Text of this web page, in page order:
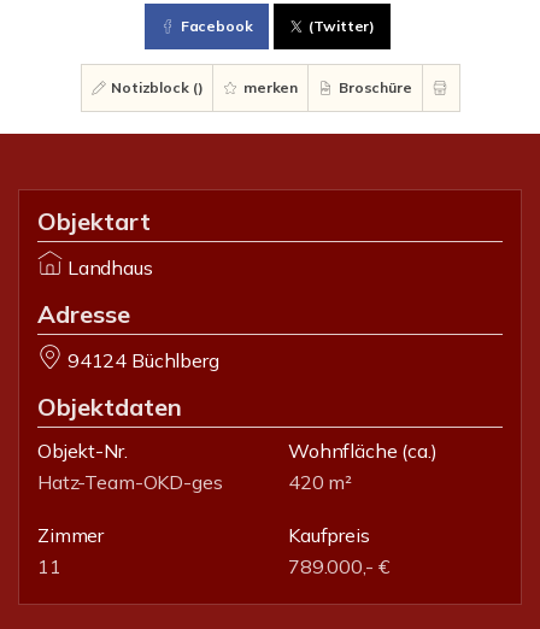
Facebook (Twitter)
Notizblock () merken Broschüre
Objektart
Landhaus
Adresse
94124 Büchlberg
Objektdaten
Objekt-Nr.
Hatz-Team-OKD-ges
Wohnfläche (ca.)
420 m²
Zimmer
11
Kaufpreis
789.000,- €